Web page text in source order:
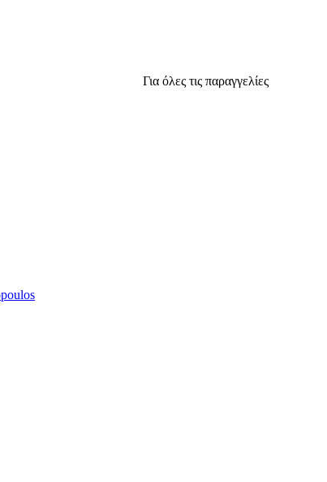
Για όλες τις παραγγελίες